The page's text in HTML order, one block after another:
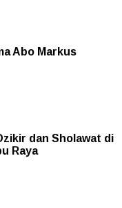
Abo Markus
dan Sholawat di
Raya